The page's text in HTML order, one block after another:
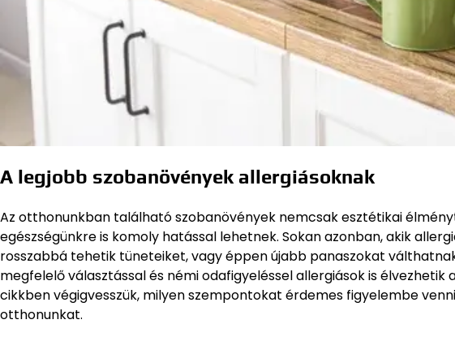
A legjobb szobanövények allergiásoknak
Az otthonunkban található szobanövények nemcsak esztétikai
egészségünkre is komoly hatással lehetnek. Sokan azonban, akik
rosszabbá tehetik tüneteiket, vagy éppen újabb panaszokat
megfelelő választással és némi odafigyeléssel allergiások is
cikkben végigvesszük, milyen szempontokat érdemes figyelembe
otthonunkat.